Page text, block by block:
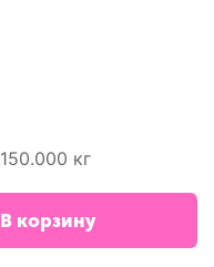
150.000 кг
В корзину